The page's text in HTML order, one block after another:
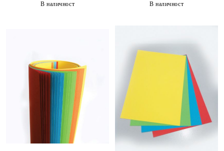
В наличност В наличност